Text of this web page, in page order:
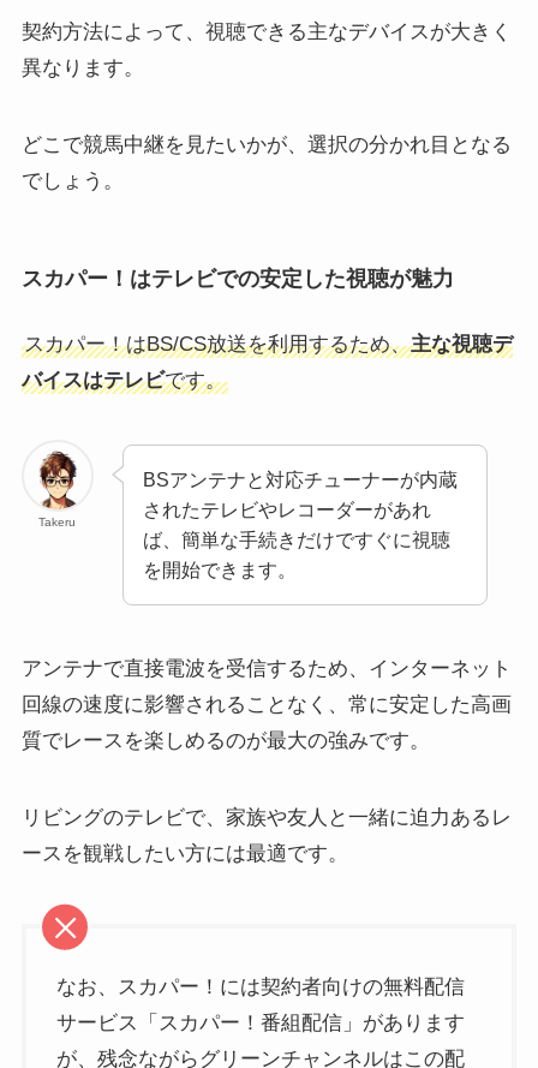
契約方法によって、視聴できる主なデバイスが大きく
異なります。
どこで競馬中継を見たいかが、選択の分かれ目となる
でしょう。
スカパー！はテレビでの安定した視聴が魅力
スカパー！はBS/CS放送を利用するため、主な視聴デ
バイスはテレビです。
Takeru
BSアンテナと対応チューナーが内蔵
されたテレビやレコーダーがあれ
ば、簡単な手続きだけですぐに視聴
を開始できます。
アンテナで直接電波を受信するため、インターネット
回線の速度に影響されることなく、常に安定した高画
質でレースを楽しめるのが最大の強みです。
リビングのテレビで、家族や友人と一緒に迫力あるレ
ースを観戦したい方には最適です。
なお、スカパー！には契約者向けの無料配信
サービス「スカパー！番組配信」があります
が、残念ながらグリーンチャンネルはこの配